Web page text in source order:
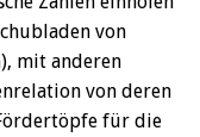
von
mit anderen
von deren
für die